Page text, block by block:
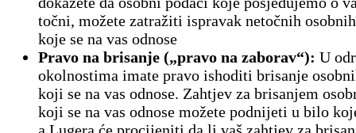
točni, možete zatražiti ispravak netočnih
koje se na vas odnose
Pravo na brisanje („pravo na zaborav“): U
okolnostima imate pravo ishoditi brisanje
koji se na vas odnose. Zahtjev za brisanjem
koji se na vas odnose možete podnijeti u bilo